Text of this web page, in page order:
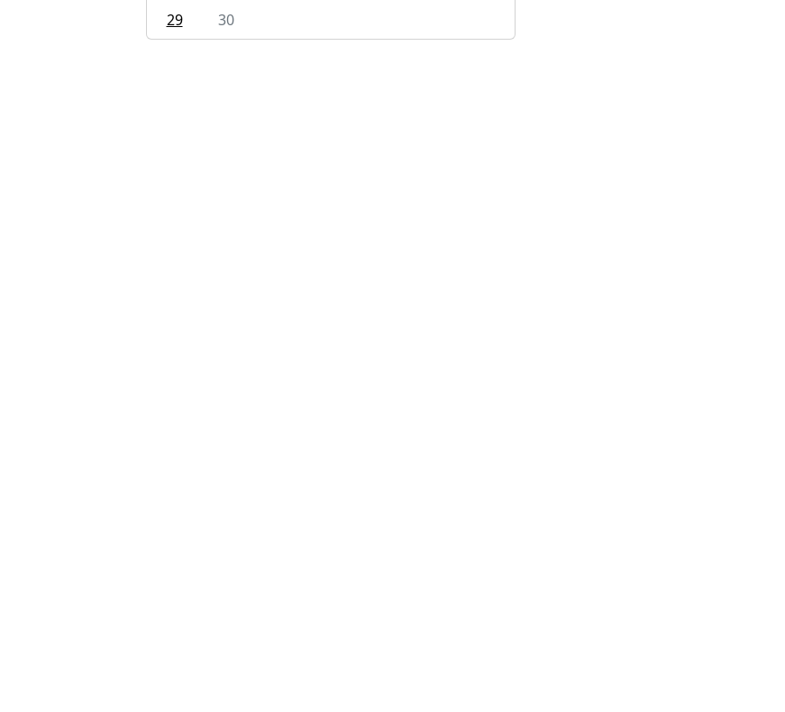
29
30